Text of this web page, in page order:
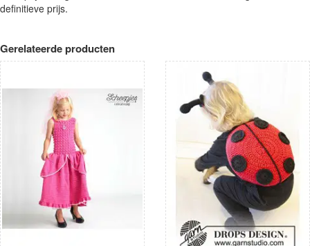
definitieve prijs.
Gerelateerde producten